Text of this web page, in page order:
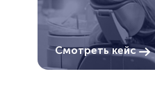
Смотреть кейс